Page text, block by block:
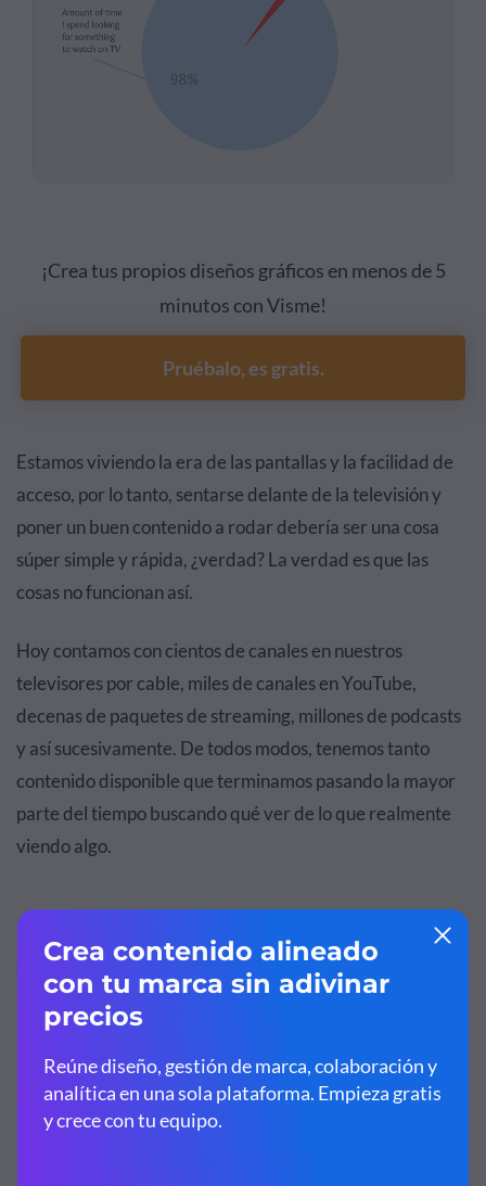
¡Crea tus propios diseños gráficos en menos de 5
minutos con Visme!
Pruébalo, es gratis.
Estamos viviendo la era de las pantallas y la facilidad de
acceso, por lo tanto, sentarse delante de la televisión y
poner un buen contenido a rodar debería ser una cosa
súper simple y rápida, ¿verdad? La verdad es que las
cosas no funcionan así.
Hoy contamos con cientos de canales en nuestros
televisores por cable, miles de canales en YouTube,
decenas de paquetes de streaming, millones de podcasts
y así sucesivamente. De todos modos, tenemos tanto
contenido disponible que terminamos pasando la mayor
parte del tiempo buscando qué ver de lo que realmente
viendo algo.
6 Fallo en el gráfico